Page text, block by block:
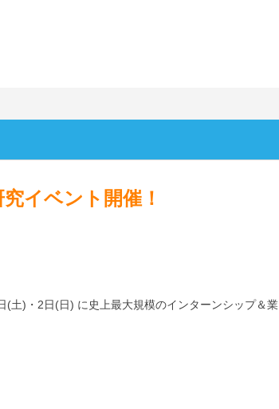
イベント開催！
土)・2日(日) に史上最大規模のインターンシップ＆業